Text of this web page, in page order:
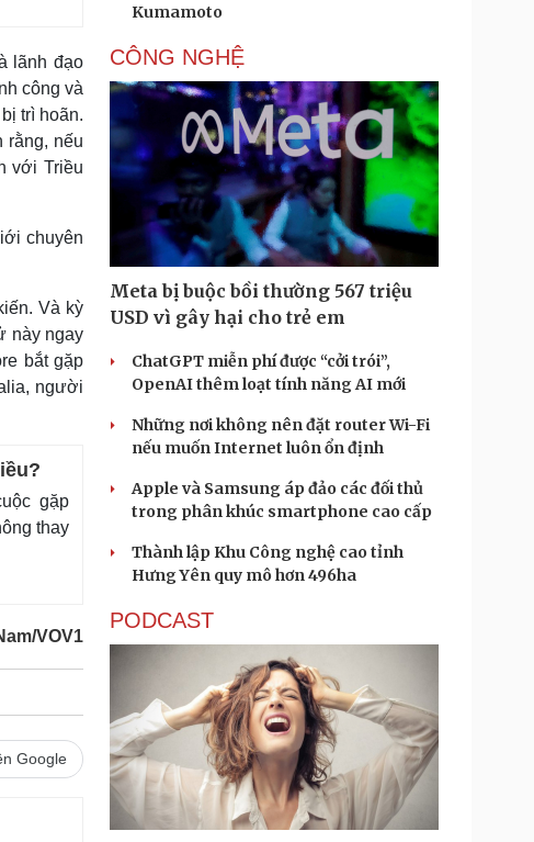
lãnh đạo
công và
trì hoãn.
rằng, nếu
với Triều
chuyên
Và kỳ
này ngay
bắt gặp
người
gặp
thay
VOV1
Google
Kumamoto
CÔNG NGHỆ
Meta bị buộc bồi thường 567 triệu
USD vì gây hại cho trẻ em
ChatGPT miễn phí được “cởi trói”,
OpenAI thêm loạt tính năng AI mới
Những nơi không nên đặt router Wi-Fi
nếu muốn Internet luôn ổn định
Apple và Samsung áp đảo các đối thủ
trong phân khúc smartphone cao cấp
Thành lập Khu Công nghệ cao tỉnh
Hưng Yên quy mô hơn 496ha
PODCAST